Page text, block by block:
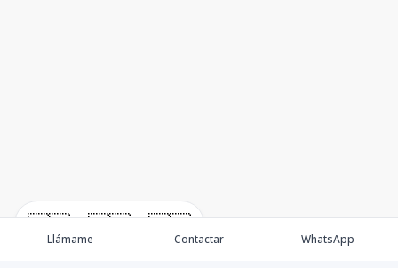
🇪🇸 🇺🇸 🇫🇷
Llámame Contactar WhatsApp